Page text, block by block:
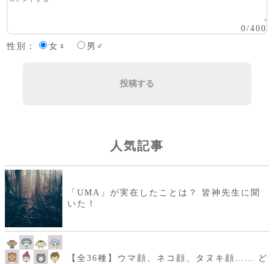
0/400
性別：
女♀ 男♂
投稿する
人気記事
「UMA」が実在したことは？ 皆神先生に聞
いた！
【全36種】ウマ顔、ネコ顔、タヌキ顔…… ど